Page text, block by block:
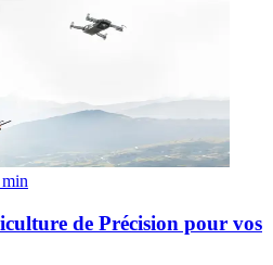
min
de Précision pour vos